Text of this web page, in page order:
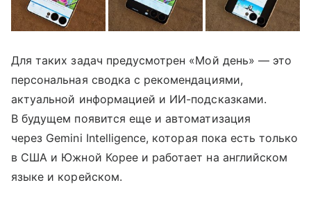
Для таких задач предусмотрен «Мой день» — это
персональная сводка с рекомендациями,
актуальной информацией и ИИ-подсказками.
В будущем появится еще и автоматизация
через Gemini Intelligence, которая пока есть только
в США и Южной Корее и работает на английском
языке и корейском.